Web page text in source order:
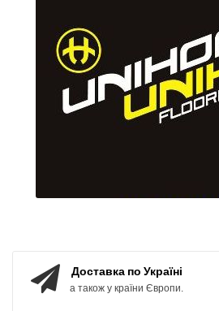
Доставка по Україні
а також у країни Європи.